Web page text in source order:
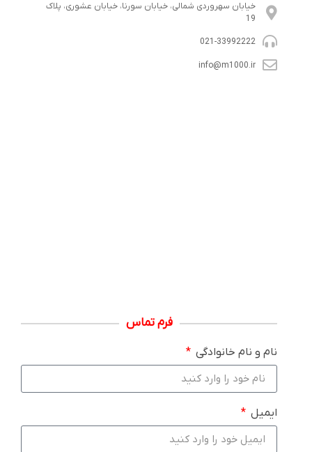
خیابان سهروردی شمالی، خیابان سورنا، خیابان عشوری، پلاک
19
021-33992222
info@m1000.ir
فرم تماس
نام و نام خانوادگی
ایمیل